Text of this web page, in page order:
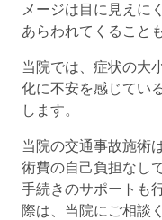
メージは目に見えに
あらわれてくること
当院では、症状の大
化に不安を感じてい
します。
当院の交通事故施術
術費の自己負担なし
手続きのサポートも
際は、当院にご相談